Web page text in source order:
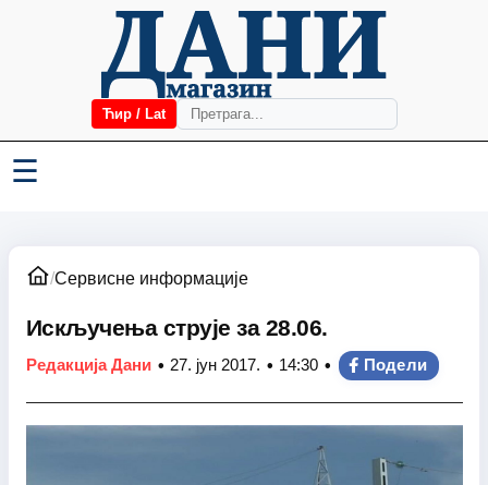
Ћир / Lat
☰
/Сервисне информације
Искључења струје за 28.06.
Редакција Дани • 27. јун 2017. • 14:30 • Подели